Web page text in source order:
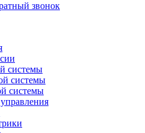
звонок
системы
системы
системы